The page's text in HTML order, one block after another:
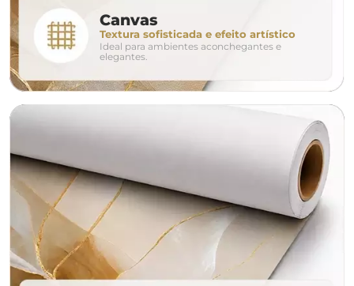
conjunto
avulso duo
o tamanho ideal para o seu ambiente é
Canvas
Textura sofisticada e efeito artístico
Ideal para ambientes aconchegantes e
elegantes.